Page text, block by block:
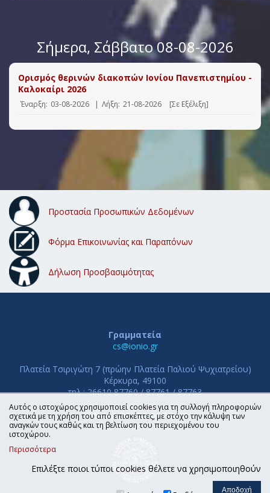
Σήμερα, Σάββατο 08-08-2026
Ορισμός θερινών διακοπών Ιονίου Πανεπιστημίου -
Καλοκαίρι 2026
Έναρξη: 03-08-2026 | Λήξη: 21-08-2026 [Σε Εξέλιξη]
Προστασία Προσωπικών Δεδομένων
Φόρμα Επικοινωνίας και Παραπόνων
Δήλωση Προσβασιμότητας
Γραμματεία
cs@ionio.gr
Πλατεία Τσιριγώτη 7 (πρώην Πλατεία Παλιού Ψυχιατρείου)
Κέρκυρα, 49100
τηλ.: 26610 87760 / 87761 / 87763
ΤΜΗΜΑ ΠΛΗΡΟΦΟΡΙΚΗΣ
ΙΟΝΙΟ ΠΑΝΕΠΙΣΤΗΜΙΟ
Αυτός ο ιστοχώρος χρησιμοποιεί cookies για τη συλλογή πληροφοριών
σχετικά με τη χρήση του από επισκέπτες, με στόχο την κάλυψη των
αναγκών τους καθώς και τη βελτίωση του περιεχομένου του
ιστοχώρου.
Περισσότερα
Επιλέξτε ποιοι τύποι cookies θέλετε να χρησιμοποιηθούν